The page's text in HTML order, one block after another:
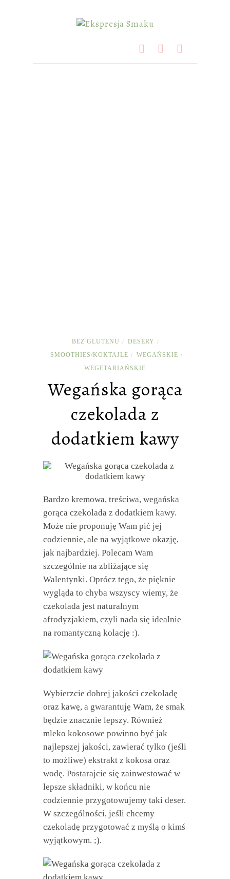
BEZ GLUTENU / DESERY /
SMOOTHIES/KOKTAJLE / WEGAŃSKIE /
WEGETARIAŃSKIE
Wegańska gorąca
czekolada z
dodatkiem kawy
Bardzo kremowa, treściwa, wegańska
gorąca czekolada z dodatkiem kawy.
Może nie proponuję Wam pić jej
codziennie, ale na wyjątkowe okazję,
jak najbardziej. Polecam Wam
szczególnie na zbliżające się
Walentynki. Oprócz tego, że pięknie
wygląda to chyba wszyscy wiemy, że
czekolada jest naturalnym
afrodyzjakiem, czyli nada się idealnie
na romantyczną kolację :).
Wybierzcie dobrej jakości czekoladę
oraz kawę, a gwarantuję Wam, że smak
będzie znacznie lepszy. Również
mleko kokosowe powinno być jak
najlepszej jakości, zawierać tylko (jeśli
to możliwe) ekstrakt z kokosa oraz
wodę. Postarajcie się zainwestować w
lepsze składniki, w końcu nie
codziennie przygotowujemy taki deser.
W szczególności, jeśli chcemy
czekoladę przygotować z myślą o kimś
wyjątkowym. ;).